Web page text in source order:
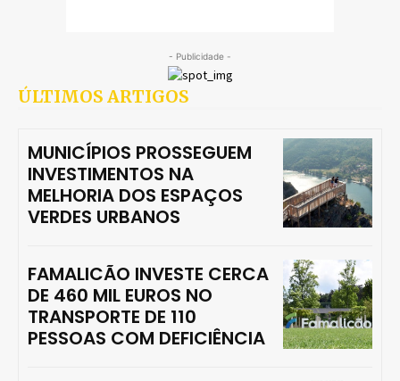
- Publicidade -
ÚLTIMOS ARTIGOS
MUNICÍPIOS PROSSEGUEM
INVESTIMENTOS NA
MELHORIA DOS ESPAÇOS
VERDES URBANOS
FAMALICÃO INVESTE CERCA
DE 460 MIL EUROS NO
TRANSPORTE DE 110
PESSOAS COM DEFICIÊNCIA